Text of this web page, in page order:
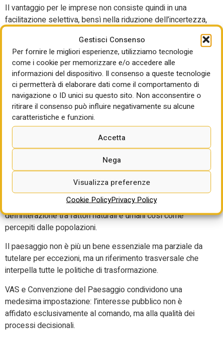
Gestisci Consenso
Per fornire le migliori esperienze, utilizziamo tecnologie
come i cookie per memorizzare e/o accedere alle
informazioni del dispositivo. Il consenso a queste tecnologie
ci permetterà di elaborare dati come il comportamento di
navigazione o ID unici su questo sito. Non acconsentire o
ritirare il consenso può influire negativamente su alcune
caratteristiche e funzioni.
Accetta
Nega
Visualizza preferenze
Cookie PolicyPrivacy Policy
Il vantaggio per le imprese non consiste quindi in una
facilitazione selettiva, bensì nella riduzione dell’incertezza,
diminuzione della conflittualità ex post.
L’ambiente entra così nel processo decisionale non per
bloccarlo, ma per renderlo più razionale, trasparente ed
efficace.
Nello stesso arco temporale, il Consiglio d’Europa adotta
la Convenzione europea del Paesaggio, firmata a Firenze
nel 2000 e recepita dall’Italia con la legge n. 14 del 2006.
Anche in questo caso si tratta di un cambiamento profondo
nel modo di intendere il governo del territorio.
La Convenzione afferma che il paesaggio riguarda l’intero
territorio, senza distinzioni tra ambiti eccezionali e contesti
ordinari o degradati, e lo definisce come il risultato
dell’interazione tra fattori naturali e umani così come
percepiti dalle popolazioni.
Il paesaggio non è più un bene essenziale ma parziale da
tutelare per eccezioni, ma un riferimento trasversale che
interpella tutte le politiche di trasformazione.
VAS e Convenzione del Paesaggio condividono una
medesima impostazione: l’interesse pubblico non è
affidato esclusivamente al comando, ma alla qualità dei
processi decisionali.